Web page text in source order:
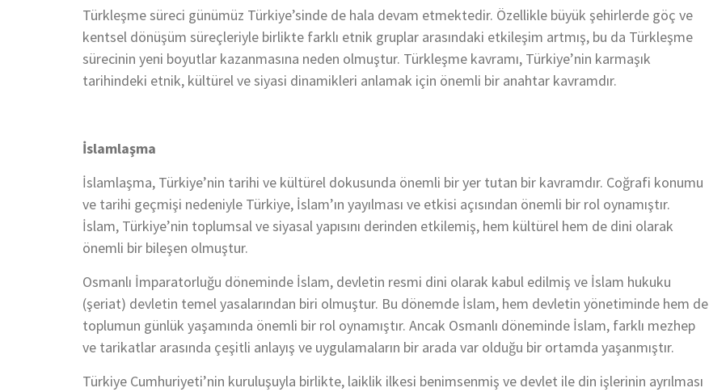
Türkleşme süreci günümüz Türkiye’sinde de hala devam etmektedir. Özellikle büyük şehirlerde göç ve
kentsel dönüşüm süreçleriyle birlikte farklı etnik gruplar arasındaki etkileşim artmış, bu da Türkleşme
sürecinin yeni boyutlar kazanmasına neden olmuştur. Türkleşme kavramı, Türkiye’nin karmaşık
tarihindeki etnik, kültürel ve siyasi dinamikleri anlamak için önemli bir anahtar kavramdır.
İslamlaşma
İslamlaşma, Türkiye’nin tarihi ve kültürel dokusunda önemli bir yer tutan bir kavramdır. Coğrafi konumu
ve tarihi geçmişi nedeniyle Türkiye, İslam’ın yayılması ve etkisi açısından önemli bir rol oynamıştır.
İslam, Türkiye’nin toplumsal ve siyasal yapısını derinden etkilemiş, hem kültürel hem de dini olarak
önemli bir bileşen olmuştur.
Osmanlı İmparatorluğu döneminde İslam, devletin resmi dini olarak kabul edilmiş ve İslam hukuku
(şeriat) devletin temel yasalarından biri olmuştur. Bu dönemde İslam, hem devletin yönetiminde hem de
toplumun günlük yaşamında önemli bir rol oynamıştır. Ancak Osmanlı döneminde İslam, farklı mezhep
ve tarikatlar arasında çeşitli anlayış ve uygulamaların bir arada var olduğu bir ortamda yaşanmıştır.
Türkiye Cumhuriyeti’nin kuruluşuyla birlikte, laiklik ilkesi benimsenmiş ve devlet ile din işlerinin ayrılması